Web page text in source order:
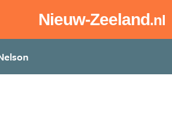
Nieuw-Zeeland.nl